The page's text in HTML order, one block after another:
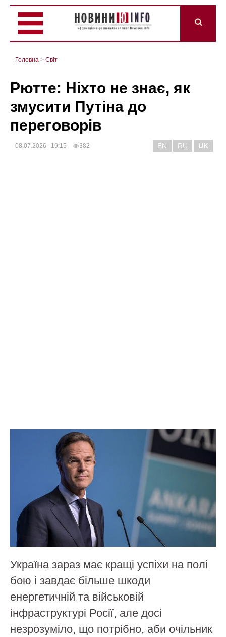
Головна > Світ
Рютте: Ніхто не знає, як
змусити Путіна до
переговорів
08.07.2026 19:15 382 EN RU UK
Україна зараз має кращі успіхи на полі
бою і завдає більше шкоди
енергетичній та військовій
інфраструктурі Росії, але досі
незрозуміло, що потрібно, аби очільник